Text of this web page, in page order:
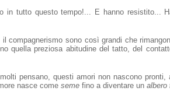
in tutto questo tempo!... E hanno resistito...
compagnerismo sono così grandi che
quella preziosa abitudine del tatto, del
pensano, questi amori non nascono pronti,
nasce come seme fino a diventare un albero